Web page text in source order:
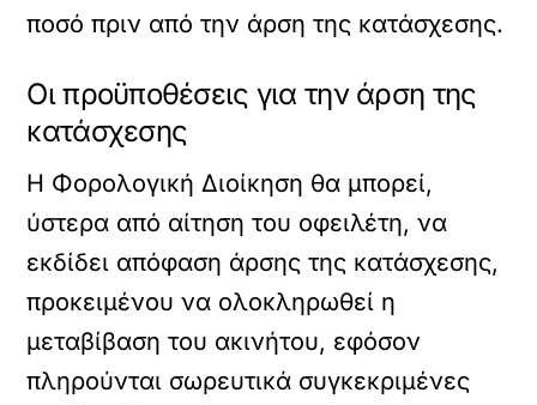
ποσό πριν από την άρση της κατάσχεσης.
Οι προϋποθέσεις για την άρση της
κατάσχεσης
Η Φορολογική Διοίκηση θα μπορεί,
ύστερα από αίτηση του οφειλέτη, να
εκδίδει απόφαση άρσης της κατάσχεσης,
προκειμένου να ολοκληρωθεί η
μεταβίβαση του ακινήτου, εφόσον
πληρούνται σωρευτικά συγκεκριμένες